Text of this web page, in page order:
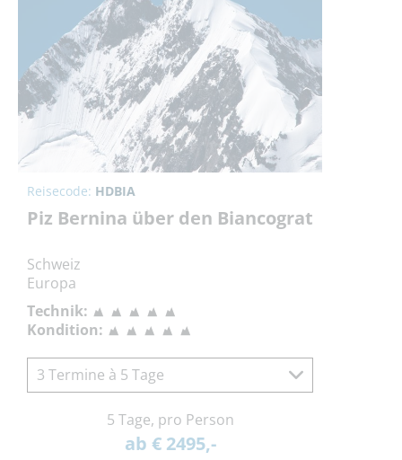
Reisecode: HDBIA
Piz Bernina über den Biancograt
Schweiz
Europa
Technik:
Kondition:
3 Termine à 5 Tage
5 Tage, pro Person
ab € 2495,-